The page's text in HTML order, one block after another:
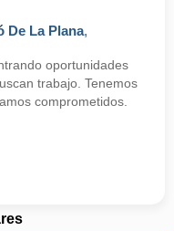
De La Plana,
oportunidades
trabajo. Tenemos
comprometidos.